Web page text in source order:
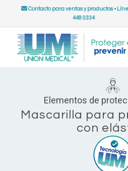
Contacto para ventas y productos•
448 0334
Elementos de
Mascarilla para
con